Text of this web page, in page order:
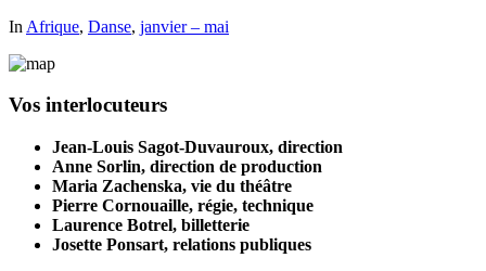
In Afrique, Danse, janvier – mai
Vos interlocuteurs
Jean-Louis Sagot-Duvauroux, direction
Anne Sorlin, direction de production
Maria Zachenska, vie du théâtre
Pierre Cornouaille, régie, technique
Laurence Botrel, billetterie
Josette Ponsart, relations publiques